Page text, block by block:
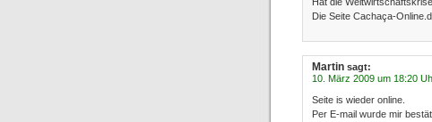
Die Seite Cachaça-
Martin sagt:
10. März 2009 um 18:20
Seite is wieder online.
Per E-mail wurde mir